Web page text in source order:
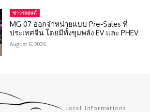
ข่าวรถยนต์
MG 07 ออกจำหน่ายแบบ Pre-Sales ที่
ประเทศจีน โดยมีทั้งขุมพลัง EV และ PHEV
August 6, 2026
Local Informations